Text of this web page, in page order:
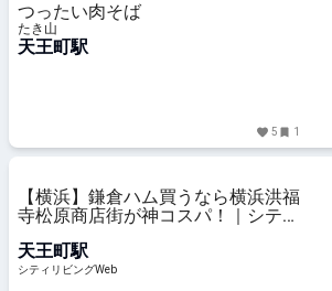
つったい肉そば
たき山
天王町駅
5 1
【横浜】鎌倉ハム買うなら横浜洪福
寺松原商店街が神コスパ！｜シティ
天王町駅
シティリビングWeb